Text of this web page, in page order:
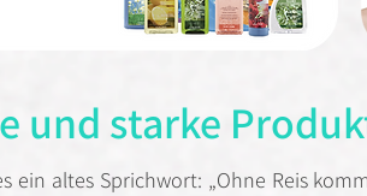
und starke
ein altes Sprichwort: „Ohne Reis